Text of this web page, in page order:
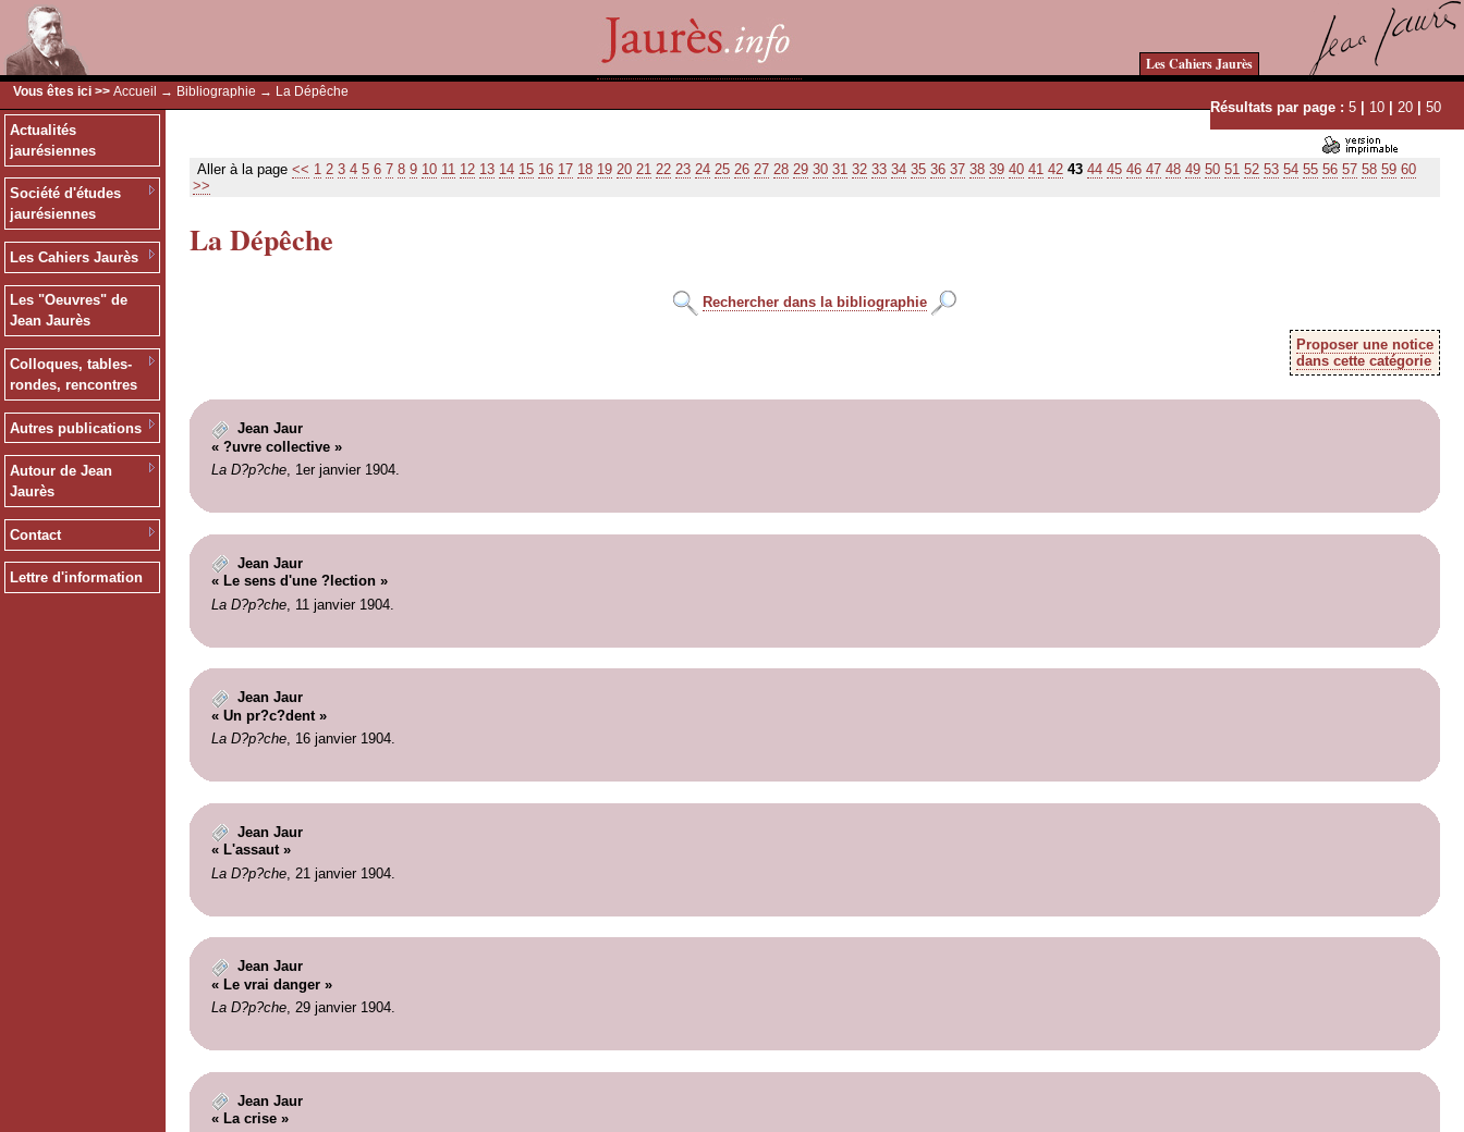
Les Cahiers Jaurès
Vous êtes ici >> Accueil → Bibliographie → La Dépêche
Résultats par page : 5 | 10 | 20 | 50
Actualités
jaurésiennes
Société d'études
jaurésiennes
Les Cahiers Jaurès
Les "Oeuvres" de
Jean Jaurès
Colloques, tables-
rondes, rencontres
Autres publications
Autour de Jean
Jaurès
Contact
Lettre d'information
Aller à la page << 1 2 3 4 5 6 7 8 9 10 11 12 13 14 15 16 17 18 19 20 21 22 23 24 25 26 27 28 29 30 31 32 33 34 35 36 37 38 39 40 41 42 43 44 45 46 47 48 49 50 51 52 53 54 55 56 57 58 59 60
>>
La Dépêche
Rechercher dans la bibliographie
Proposer une notice
dans cette catégorie
Jean Jaur
« ?uvre collective »
La D?p?che, 1er janvier 1904.
Jean Jaur
« Le sens d'une ?lection »
La D?p?che, 11 janvier 1904.
Jean Jaur
« Un pr?c?dent »
La D?p?che, 16 janvier 1904.
Jean Jaur
« L'assaut »
La D?p?che, 21 janvier 1904.
Jean Jaur
« Le vrai danger »
La D?p?che, 29 janvier 1904.
Jean Jaur
« La crise »